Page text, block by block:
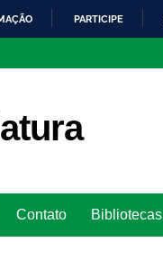
PARTICIPE
Contato Bibliotecas